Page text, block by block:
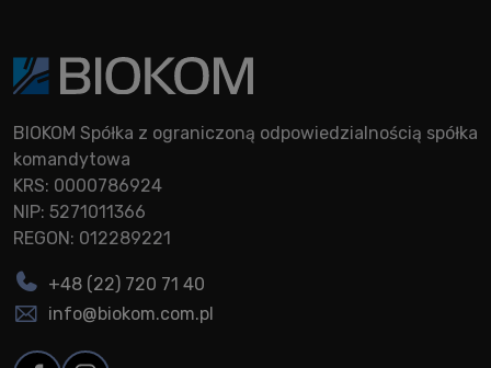
BIOKOM Spółka z ograniczoną odpowiedzialnością spółka
komandytowa
KRS: 0000786924
NIP: 5271011366
REGON: 012289221
+48 (22) 720 71 40
info@biokom.com.pl